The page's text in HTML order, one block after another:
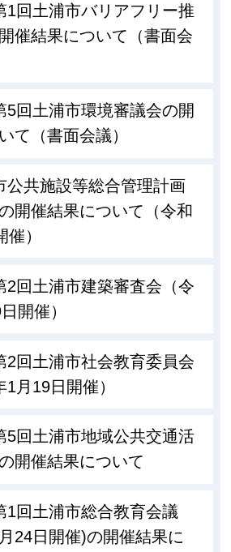
1回土浦市バリアフリー推
催結果について（書面会
5回土浦市環境審議会の開
て（書面会議）
公共施設等総合管理計画
開催結果について（令和
）
2回土浦市建築審査会（令
開催）
2回土浦市社会教育委員会
月19日開催）
5回土浦市地域公共交通活
開催結果について
1回土浦市総合教育会議
24日開催)の開催結果に